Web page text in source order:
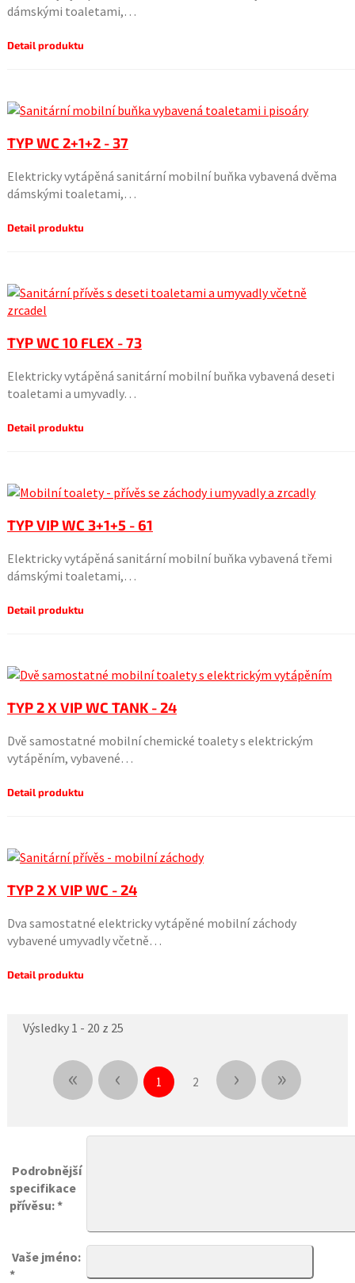
dámskými toaletami,…
Detail produktu
TYP WC 2+1+2 - 37
Elektricky vytápěná sanitární mobilní buňka vybavená dvěma
dámskými toaletami,…
Detail produktu
TYP WC 10 FLEX - 73
Elektricky vytápěná sanitární mobilní buňka vybavená deseti
toaletami a umyvadly…
Detail produktu
TYP VIP WC 3+1+5 - 61
Elektricky vytápěná sanitární mobilní buňka vybavená třemi
dámskými toaletami,…
Detail produktu
TYP 2 X VIP WC TANK - 24
Dvě samostatné mobilní chemické toalety s elektrickým
vytápěním, vybavené…
Detail produktu
TYP 2 X VIP WC - 24
Dva samostatné elektricky vytápěné mobilní záchody
vybavené umyvadly včetně…
Detail produktu
Výsledky 1 - 20 z 25
« ‹ 1 2 › »
Podrobnější
specifikace
přívěsu: *
Vaše jméno:
*